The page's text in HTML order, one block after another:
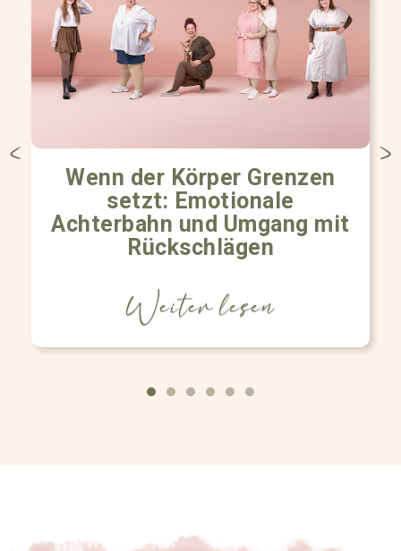
Wenn der Körper Grenzen
setzt: Emotionale
Achterbahn und Umgang mit
Rückschlägen
Weiter lesen